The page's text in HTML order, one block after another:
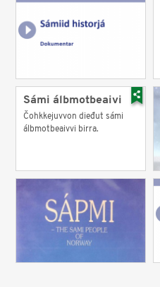
Sámi álbmotbeaivi
Čohkkejuvvon dieđut sámi
álbmotbeaivvi birra.